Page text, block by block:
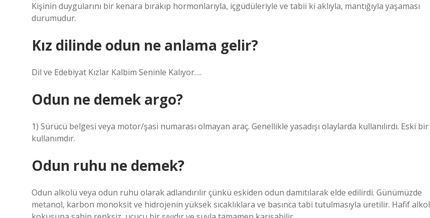
Kişinin duygularını bir kenara bırakıp hormonlarıyla, içgüdüleriyle ve tabii ki aklıyla, mantığıyla yaşaması
durumudur.
Kız dilinde odun ne anlama gelir?
Dil ve Edebiyat Kızlar Kalbim Seninle Kalıyor….
Odun ne demek argo?
1) Sürücü belgesi veya motor/şasi numarası olmayan araç. Genellikle yasadışı olaylarda kullanılırdı. Eski bir
kullanımdır.
Odun ruhu ne demek?
Odun alkolü veya odun ruhu olarak adlandırılır çünkü eskiden odun damıtılarak elde edilirdi. Günümüzde
metanol, karbon monoksit ve hidrojenin yüksek sıcaklıklara ve basınca tabi tutulmasıyla üretilir. Hafif alkol